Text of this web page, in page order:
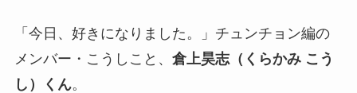
「今日、好きになりました。」チュンチョン編の
メンバー・こうしこと、 倉上昊志（くらかみ こう
し）くん。